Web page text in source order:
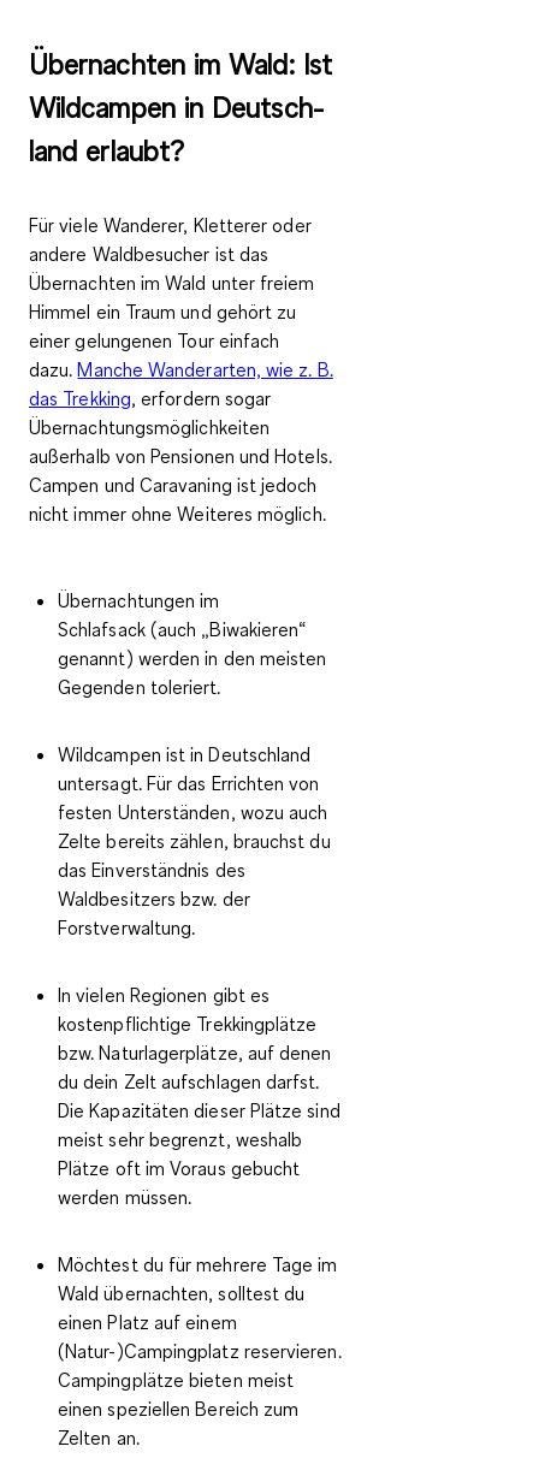
Übernachten im Wald: Ist
Wild­cam­pen in Deutsch­
land er­laubt?
Für viele Wanderer, Kletterer oder
andere Waldbesucher ist das
Übernachten im Wald unter freiem
Himmel ein Traum und gehört zu
einer gelungenen Tour einfach
dazu.Manche Wanderarten, wie z. B.
das Trekking, erfordern sogar
Übernachtungsmöglichkeiten
außerhalb von Pensionen und Hotels.
Campen und Caravaning ist jedoch
nicht immer ohne Weiteres möglich.
Übernachtungen im
Schlafsack(auch „Biwakieren“
genannt) werden in den meisten
Gegenden toleriert.
Wildcampen ist in Deutschland
untersagt. Für das Errichten von
festen Unterständen, wozu auch
Zelte bereits zählen, brauchst du
das Einverständnis des
Waldbesitzers bzw. der
Forstverwaltung.
In vielen Regionen gibt es
kostenpflichtige Trekkingplätze
bzw. Naturlagerplätze, auf denen
du dein Zelt aufschlagen darfst.
Die Kapazitäten dieser Plätze sind
meist sehr begrenzt, weshalb
Plätze oft im Voraus gebucht
werden müssen.
Möchtest du für mehrere Tage im
Wald übernachten, solltest du
einen Platz auf einem
(Natur-)Campingplatz reservieren.
Campingplätze bieten meist
einen speziellen Bereich zum
Zelten an.